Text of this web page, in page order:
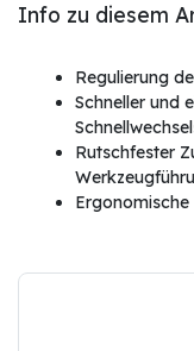
Info zu diesem
Regulierung
Schneller und
Rutschfester